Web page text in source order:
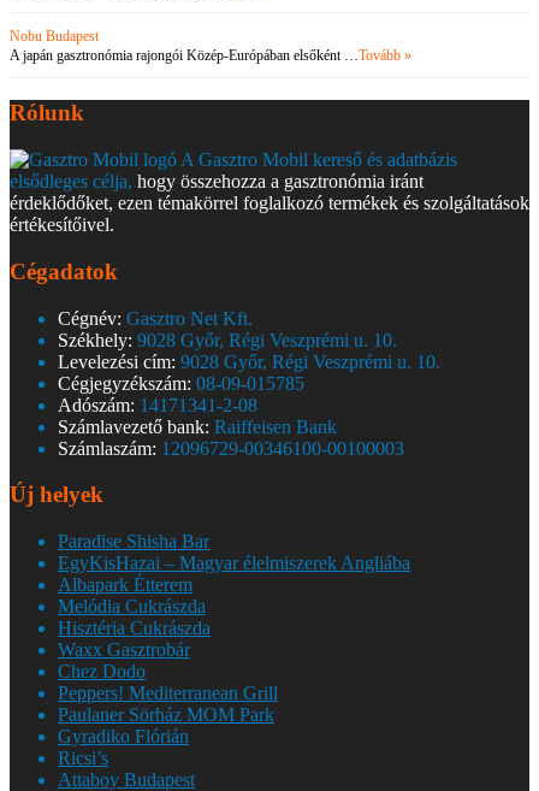
Nobu Budapest
A japán gasztronómia rajongói Közép-Európában elsőként … Tovább »
Rólunk
A Gasztro Mobil kereső és adatbázis
elsődleges célja, hogy összehozza a gasztronómia iránt
érdeklődőket, ezen témakörrel foglalkozó termékek és szolgáltatások
értékesítőivel.
Cégadatok
Cégnév: Gasztro Net Kft.
Székhely: 9028 Győr, Régi Veszprémi u. 10.
Levelezési cím: 9028 Győr, Régi Veszprémi u. 10.
Cégjegyzékszám: 08-09-015785
Adószám: 14171341-2-08
Számlavezető bank: Raiffeisen Bank
Számlaszám: 12096729-00346100-00100003
Új helyek
Paradise Shisha Bar
EgyKisHazai – Magyar élelmiszerek Angliába
Albapark Étterem
Melódia Cukrászda
Hisztéria Cukrászda
Waxx Gasztrobár
Chez Dodo
Peppers! Mediterranean Grill
Paulaner Sörház MOM Park
Gyradiko Flórián
Ricsi’s
Attaboy Budapest